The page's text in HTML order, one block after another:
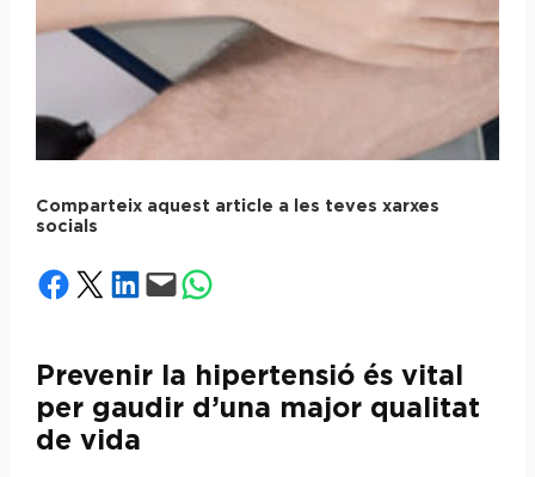
Comparteix aquest article a les teves xarxes
socials
Share on Facebook
Share on X Share on LinkedIn
Email this PageShare on WhatsApp
Prevenir la hipertensió és vital
per gaudir d’una major qualitat
de vida